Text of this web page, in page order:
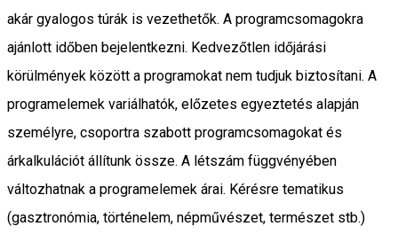
akár gyalogos túrák is vezethetők. A programcsomagokra
ajánlott időben bejelentkezni. Kedvezőtlen időjárási
körülmények között a programokat nem tudjuk biztosítani. A
programelemek variálhatók, előzetes egyeztetés alapján
személyre, csoportra szabott programcsomagokat és
árkalkulációt állítunk össze. A létszám függvényében
változhatnak a programelemek árai. Kérésre tematikus
(gasztronómia, történelem, népművészet, természet stb.)